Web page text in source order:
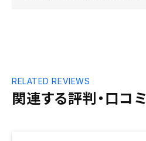
関連する評判・口コミ
RELATED REVIEWS